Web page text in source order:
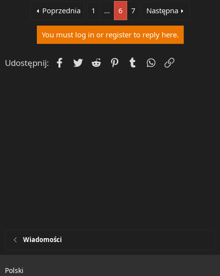
Poprzednia 1 … 6 7 Następna
You must log in or register to reply here.
Udostępnij: Facebook
Twitter Reddit PinterestTumblrWhatsApp
Wiadomości
Polski